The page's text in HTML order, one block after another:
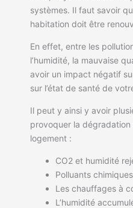
systèmes. Il faut savoir
habitation doit être
En effet, entre les
l’humidité, la mauvaise
avoir un impact négatif
sur l’état de santé de
Il peut y ainsi y avoir
provoquer la dégradation
logement :
CO2 et humidité
Polluants
Les chauffages à
L’humidité